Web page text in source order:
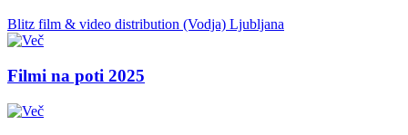
Blitz film & video distribution (Vodja) Ljubljana
Filmi na poti 2025